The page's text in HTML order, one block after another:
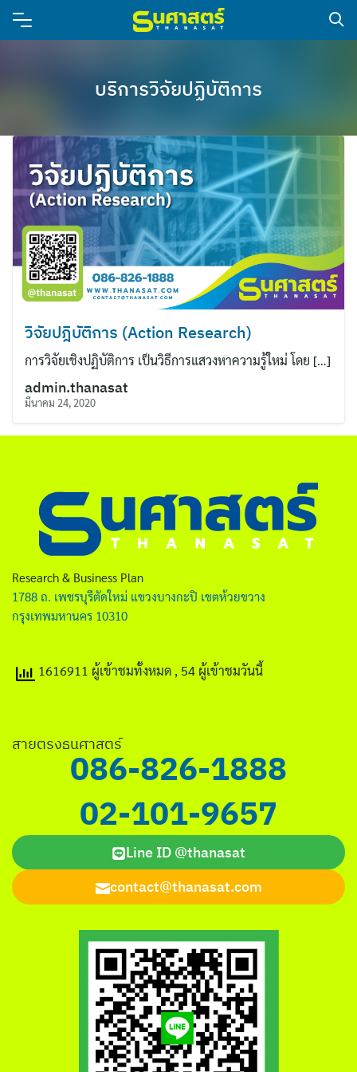
ไทย
English
ค้นหา
สำหรับ:
บริการวิจัยปฏิบัติการ
วิจัยปฎิบัติการ (Action Research)
การวิจัยเชิงปฏิบัติการ เป็นวิธีการแสวงหาความรู้ใหม่ โดย […]
admin.thanasat
มีนาคม 24, 2020
Research & Business Plan
1788 ถ. เพชรบุรีตัดใหม่ แขวงบางกะปิ เขตห้วยขวาง
กรุงเทพมหานคร 10310
1616911 ผู้เข้าชมทั้งหมด , 54 ผู้เข้าชมวันนี้
สายตรงธนศาสตร์
086-826-1888
02-101-9657
Line ID @thanasat
contact@thanasat.com